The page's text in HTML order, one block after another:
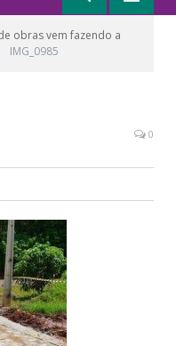
obras vem fazendo a
IMG_0985
0